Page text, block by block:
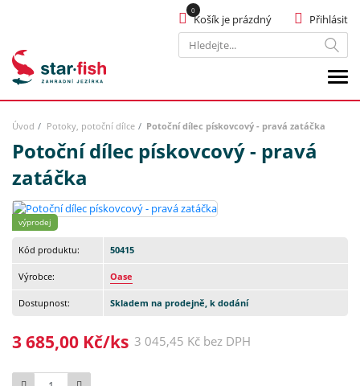
Hledat
Přihlásit
Košík je prázdný
Úvod Potoky, potoční dílce Potoční dílec pískovcový - pravá zatáčka
Potoční dílec pískovcový - pravá
zatáčka
výprodej
Kód produktu: 50415
Výrobce: Oase
Dostupnost: Skladem na prodejně, k dodání
3 685,00 Kč/ks 3 045,45 Kč bez DPH
Počet